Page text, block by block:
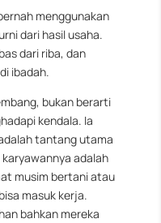
menggunakan
dari hasil usaha.
dari riba, dan
ibadah.
bukan berarti
kendala. Ia
tantang utama
adalah
musim bertani atau
masuk kerja.
bahkan mereka